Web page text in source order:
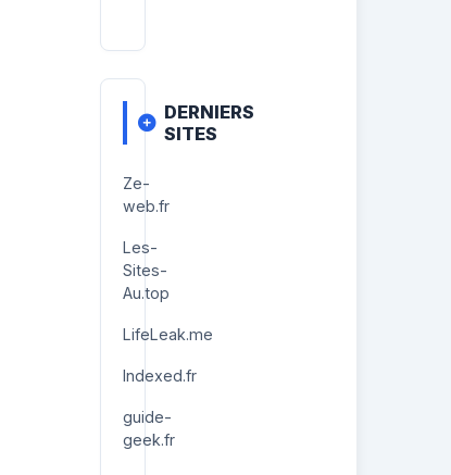
DERNIERS
SITES
Ze-
web.fr
Les-
Sites-
Au.top
LifeLeak.me
Indexed.fr
guide-
geek.fr